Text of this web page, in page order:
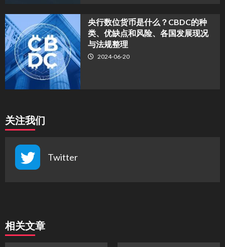
央行数位货币是什么？CBDC的种
类、优缺点和风险、各国发展现况
与法规整理
2024-06-20
关注我们
Twitter
相关文章